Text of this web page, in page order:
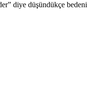
diye düşündükçe